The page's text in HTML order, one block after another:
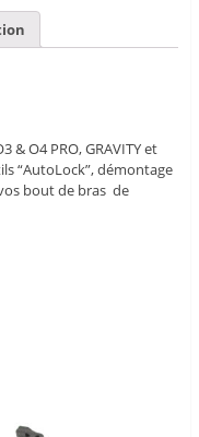
& O4 PRO, GRAVITY et
“AutoLock”, démontage
bout de bras de